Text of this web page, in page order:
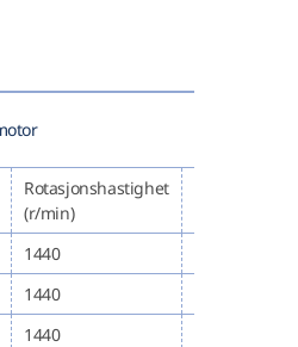
Rotasjonshastighet
(r/min)
1440
1440
1440